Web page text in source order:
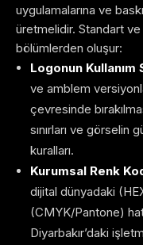
uygulamalarına ve
üretmelidir. Standart
bölümlerden oluşur:
Logonun Kullanım
ve amblem
çevresinde
sınırları ve görselin
kuralları.
Kurumsal Renk
dijital dünyadaki
(CMYK/Pantone)
Diyarbakır’daki